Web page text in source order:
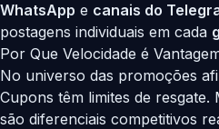
WhatsApp e canais do
postagens individuais em cada
Por Que Velocidade é
No universo das promoções
Cupons têm limites de
são diferenciais competitivos